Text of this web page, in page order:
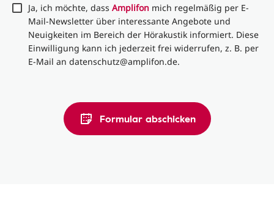
Ja, ich möchte, dass Amplifon mich regelmäßig per E-
Mail-Newsletter über interessante Angebote und
Neuigkeiten im Bereich der Hörakustik informiert. Diese
Einwilligung kann ich jederzeit frei widerrufen, z. B. per
E-Mail an datenschutz@amplifon.de.
Formular abschicken